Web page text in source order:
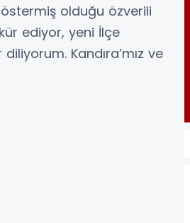
olduğu özverili
ediyor, yeni İlçe
Kandıra’mız ve